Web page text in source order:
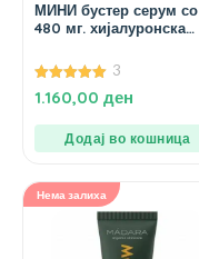
МИНИ бустер серум со
480 мг. хијалуронска
5.00
од 5
3
1.160,00 ден
Додај во кошница
Нема залиха